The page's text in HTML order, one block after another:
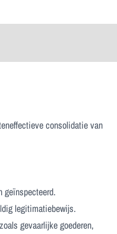
consolidatie van
geïnspecteerd.
legitimatiebewijs.
gevaarlijke goederen,